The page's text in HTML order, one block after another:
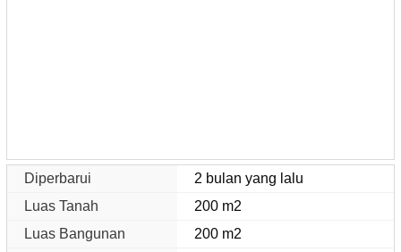
Diperbarui
2 bulan yang lalu
Luas Tanah
200 m2
Luas Bangunan
200 m2